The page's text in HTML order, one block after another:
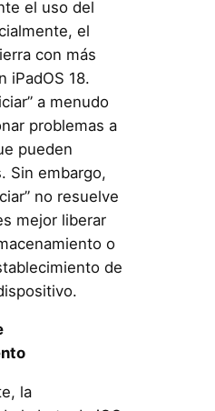
el uso del
el
con más
iPadOS 18.
a menudo
problemas a
pueden
Sin embargo,
no resuelve
mejor liberar
o
de
la